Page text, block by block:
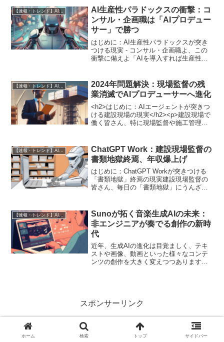
疲労困憊の体で事務作業に追われる。 そ
れが、これまでの現場...
【速報・トレンド】AI仕事術と最新活用ニュース
AI生産性パラドックスの衝撃：コ
ンサル・企画職は「AIプロデュー
サー」で勝つ
はじめに：AI生産性パラドックスが突き
つける現実 - コンサル・企画職よ、この
衝撃に備えよ「AIを導入すれば生産性が
その裏で「企業AI導入の95%が失敗に終
わる」という...
2024年問題解決：現場監督の残
業消滅でAIプロデューサーへ進化
<h2>はじめに：AIエージェントが突きつ
ける建設現場の現実</h2><p>建設現場で
働く皆さん、特に現場監督や施工管理技
<ul><li>朝から晩まで現場を駆け回り、
<...
ChatGPT Work：建設現場監督の
書類地獄終焉、年収爆上げ
はじめに：ChatGPT Workが突きつける
「書類地獄」終焉の現実建設現場監督の
皆さん、毎日の「書類地獄」にうんざり
現場を離れてもPCの前で何時間も格闘す
る日々は、も...
【速報・トレンド】AI仕事術と最新活用ニュース
Sunoが拓く音楽生成AIの未来：
非エンジニアが奏でる創作の新時
代
近年、生成AIの進化は目覚ましく、テキ
ストや画像、動画といった様々なコンテ
ンツの創作を大きく変えつつあります。
スポンサーリンク
ホーム 検索 トップ サイドバー